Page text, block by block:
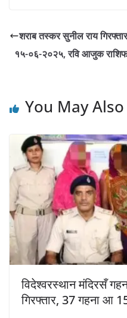
शराब तस्कर सुनील राय
१५-०६-२०२५, रवि आजुक
You May
विदेश्वरस्थान मंदिरसँ
गिरफ्तार, 37 गहना आ